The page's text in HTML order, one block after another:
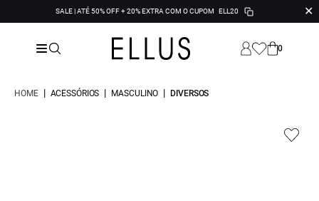
SALE | ATÉ 50% OFF + 20% EXTRA COM O CUPOM ELL20 ✕
0
HOME | ACESSÓRIOS | MASCULINO | DIVERSOS